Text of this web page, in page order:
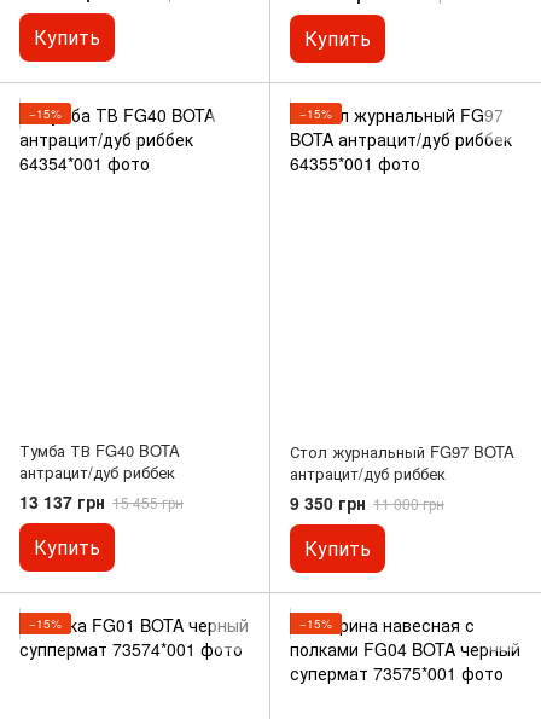
Купить Купить
−15%
Тумба ТВ FG40 BOTA
антрацит/дуб риббек
13 137 грн 15 455 грн
Купить
−15%
Стол журнальный FG97 BOTA
антрацит/дуб риббек
9 350 грн 11 000 грн
Купить
−15% −15%